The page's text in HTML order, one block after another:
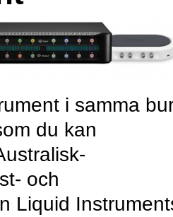
i samma
du kan
och
Liquid